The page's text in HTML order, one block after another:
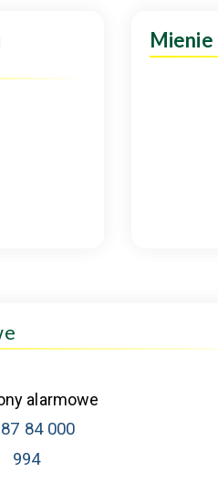
Mienie
alarmowe
84 000
994